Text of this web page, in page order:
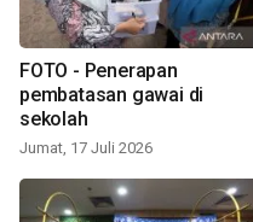
FOTO - Penerapan
pembatasan gawai di
sekolah
Jumat, 17 Juli 2026